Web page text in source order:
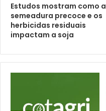
Estudos mostram como a
semeadura precoce e os
herbicidas residuais
impactam a soja